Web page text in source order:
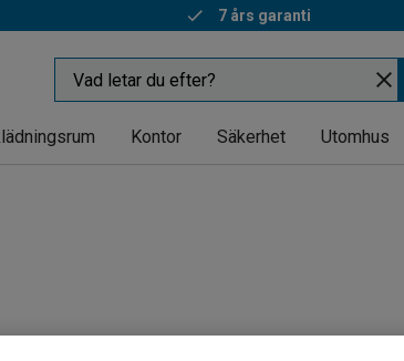
7 års garanti
Kontor Säkerhet Utomhus